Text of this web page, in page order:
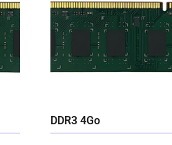
DDR3 4Go